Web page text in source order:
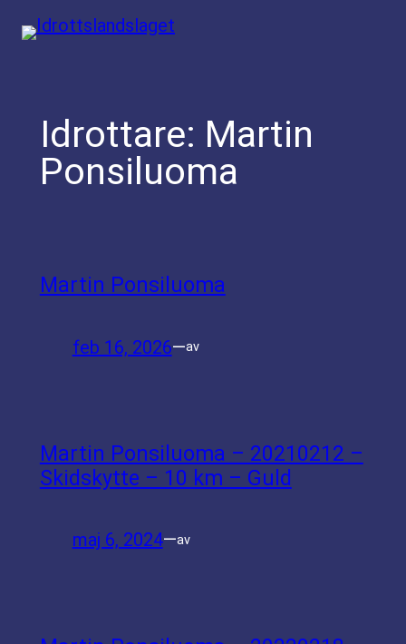
Hoppa
Idrottare: Martin
Ponsiluoma
Martin Ponsiluoma
feb 16, 2026—av
Martin Ponsiluoma – 20210212 –
Skidskytte – 10 km – Guld
maj 6, 2024—av